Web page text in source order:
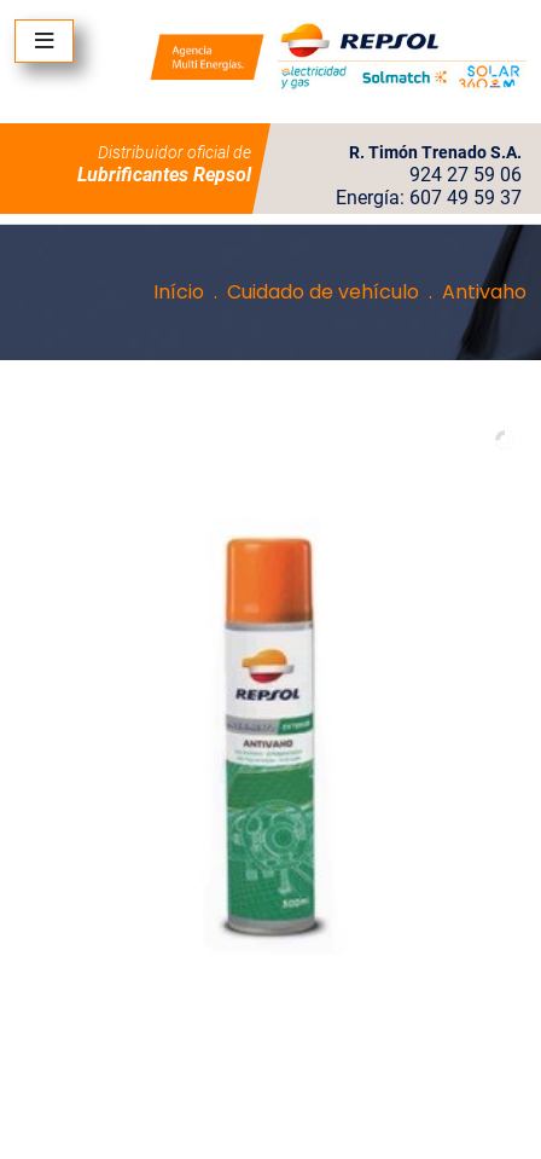
Distribuidor oficial de
Lubrificantes Repsol
R. Timón Trenado S.A.
924 27 59 06
Energía: 607 49 59 37
Início Cuidado de vehículo Antivaho